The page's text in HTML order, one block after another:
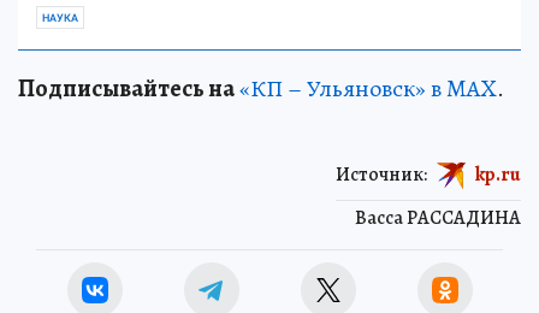
НАУКА
Подписывайтесь на«КП – Ульяновск» в MAX.
Васса РАССАДИНА
Источник: kp.ru